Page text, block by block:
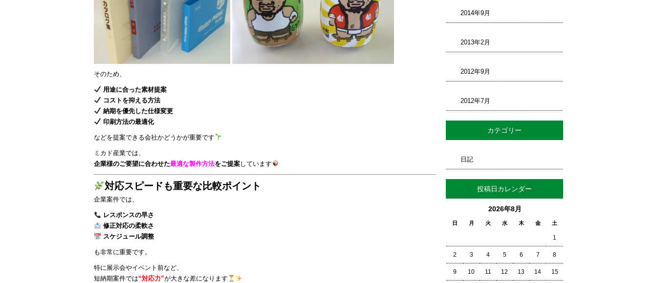
そのため、
用途に合った素材提案
コストを抑える方法
納期を優先した仕様変更
印刷方法の最適化
などを提案できる会社かどうかが重要です
ミカド産業では、
企業様のご要望に合わせた最適な製作方法をご提案しています
対応スピードも重要な比較ポイント
企業案件では、
レスポンスの早さ
修正対応の柔軟さ
スケジュール調整
も非常に重要です。
特に展示会やイベント前など、
短納期案件では“対応力”が大きな差になります
2014年9月
2013年2月
2012年9月
2012年7月
カテゴリー
日記
投稿日カレンダー
2026年8月
日 月 火 水 木 金 土
1
2 3 4 5 6 7 8
9 10 11 12 13 14 15